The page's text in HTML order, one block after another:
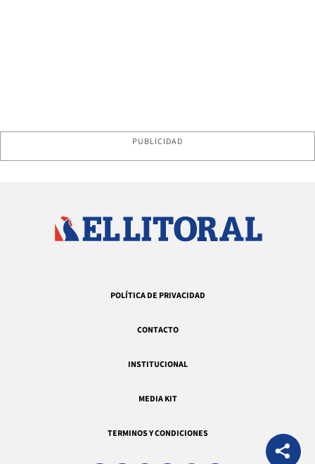
PUBLICIDAD
POLÍTICA DE PRIVACIDAD
CONTACTO
INSTITUCIONAL
MEDIA KIT
TERMINOS Y CONDICIONES